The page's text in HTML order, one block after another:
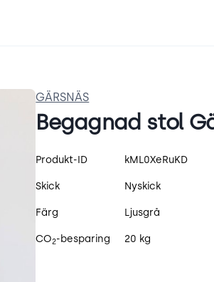
GÄRSNÄS
Begagnad stol
Produktspecifikation
Produkt-ID kML0XeRuKD
Skick Nyskick
Färg Ljusgrå
CO2-besparing 20 kg